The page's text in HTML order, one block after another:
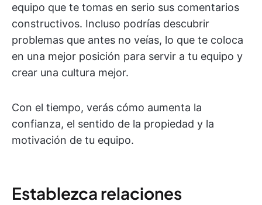
equipo que te tomas en serio sus comentarios
constructivos. Incluso podrías descubrir
problemas que antes no veías, lo que te coloca
en una mejor posición para servir a tu equipo y
crear una cultura mejor.
Con el tiempo, verás cómo aumenta la
confianza, el sentido de la propiedad y la
motivación de tu equipo.
Establezca relaciones